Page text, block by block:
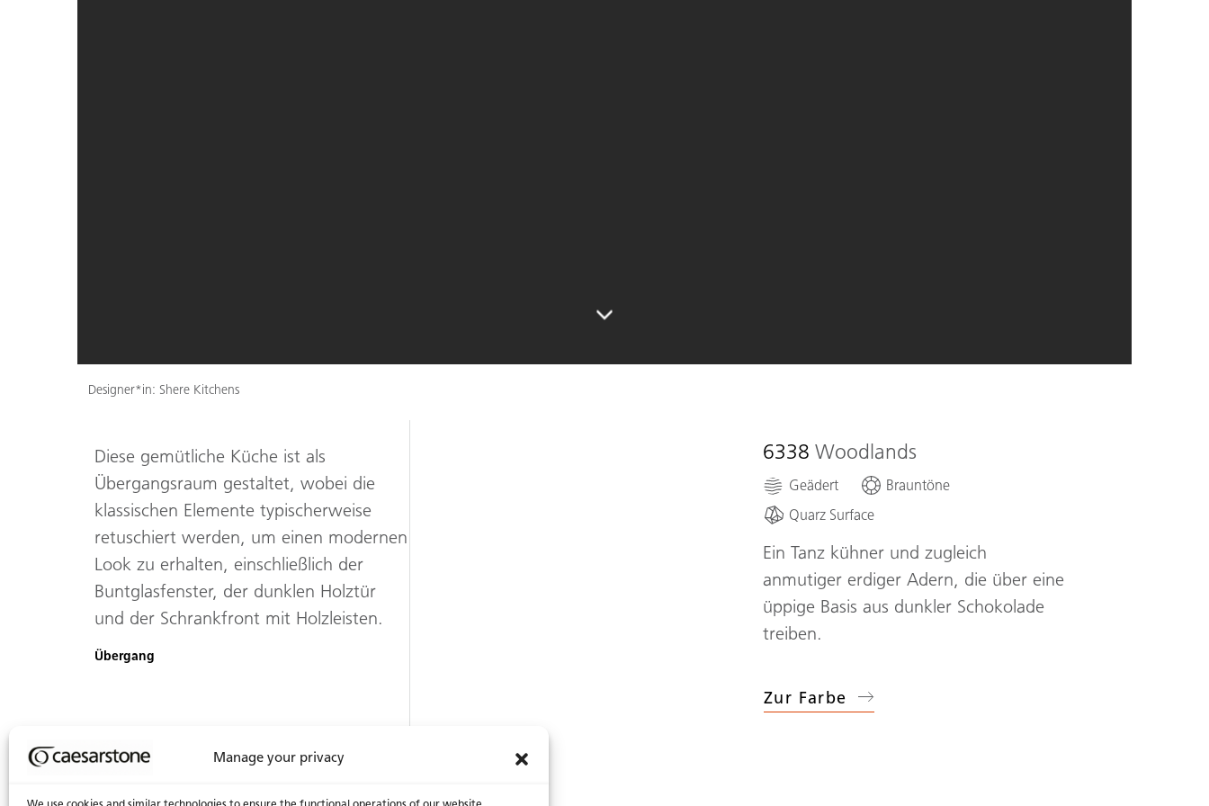
Manage your privacy
Designer*in: Shere Kitchens
Diese gemütliche Küche ist als
Übergangsraum gestaltet, wobei die
klassischen Elemente typischerweise
retuschiert werden, um einen modernen
Look zu erhalten, einschließlich der
Buntglasfenster, der dunklen Holztür
und der Schrankfront mit Holzleisten.
Übergang
6338 Woodlands
Geädert
Brauntöne
Quarz Surface
Ein Tanz kühner und zugleich
anmutiger erdiger Adern, die über eine
üppige Basis aus dunkler Schokolade
treiben.
Zur Farbe